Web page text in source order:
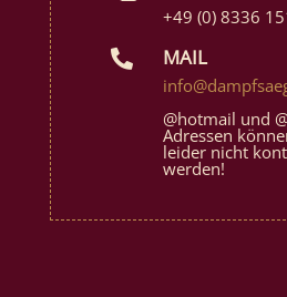
+49 (0) 8336
 MAIL
@hotmail und
Adressen
leider nicht
werden!